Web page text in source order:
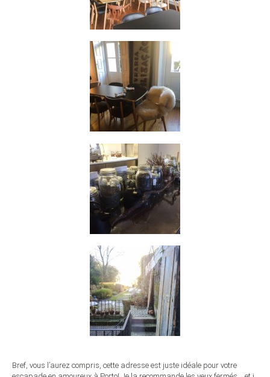
Bref, vous l’aurez compris, cette adresse est juste idéale pour votre